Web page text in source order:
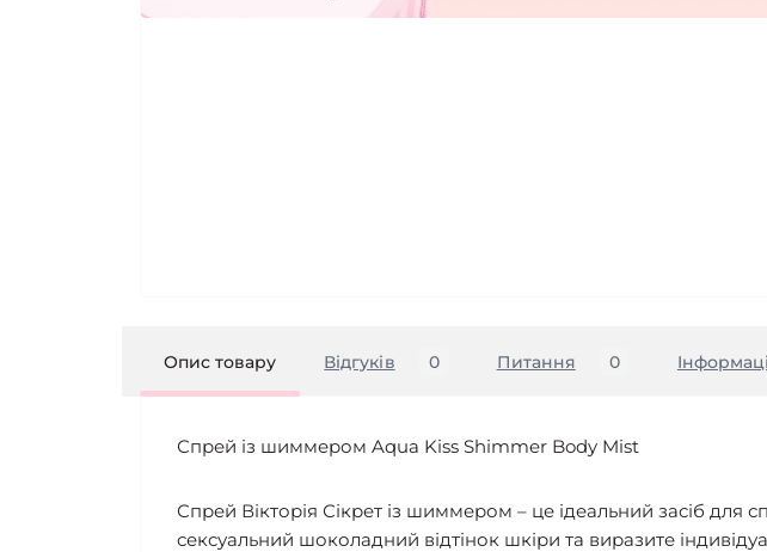
Опис товару Відгуків 0 Питання 0
Спрей із шиммером Aqua Kiss Shimmer Body Mist
Спрей Вікторія Сікрет із шиммером – це ідеальний засіб
сексуальний шоколадний відтінок шкіри та виразите